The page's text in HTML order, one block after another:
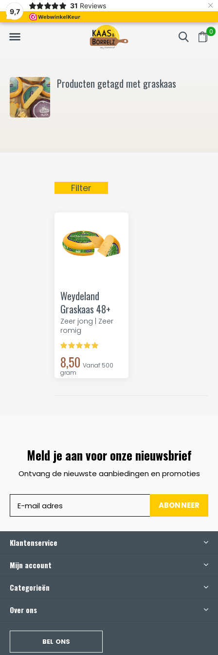
9,7
31 Reviews ×
0
Vers van het mes en gevacumeerd Vaak volgende
Producten getagd met graskaas
Filter
Weydeland
Graskaas 48+
Zeer jong | Zeer
romig
8,50 Vanaf 500
gram
Meld je aan voor onze nieuwsbrief
Ontvang de nieuwste aanbiedingen en promoties
ABONNEER
Klantenservice
Mijn account
Categorieën
Over ons
BEL ONS